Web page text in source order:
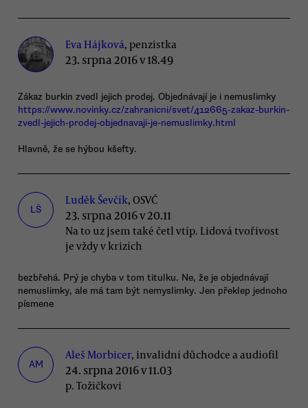
Eva Hájková, penzistka
23. srpna 2016 v 18.49
Zákaz burkin zvedl jejich prodej. Objednávají je i nemuslimky
https://www.novinky.cz/zahranicni/svet/412665-zakaz-burkin-
zvedl-jejich-prodej-objednavaji-je-nemuslimky.html
Hlavně, že se hýbou kšefty.
LŠ
Luděk Ševčík, OSVČ
23. srpna 2016 v 20.11
Na to uz jsem také četl vtíp. Lidová tvořivost
je vždy v krizích
bezbřehá. Prý je chyba v tom titulku. Ne, že je objednávají
nemuslimky, ale má tam být nemyslimky. Jen překlep jednoho
písmene
AM
Aleš Morbicer, invalidní důchodce a audiofil
24. srpna 2016 v 11.03
p. Tožičkovi